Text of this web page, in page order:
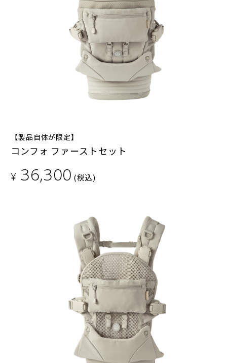
【製品自体が限定】
コンフォ ファーストセット
¥ 36,300 (税込)